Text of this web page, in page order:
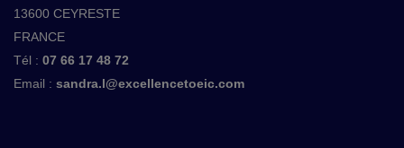
13600 CEYRESTE
FRANCE
Tél : 07 66 17 48 72
Email : sandra.l@excellencetoeic.com